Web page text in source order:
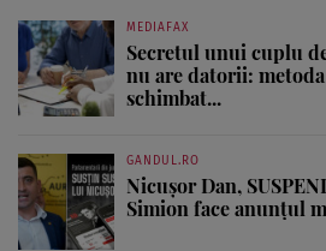
MEDIAFAX
Secretul unui cuplu
nu are datorii:
schimbat...
GANDUL.RO
Nicușor Dan,
Simion face anunțul